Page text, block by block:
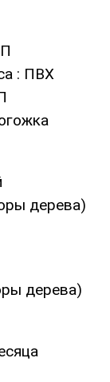
: ПВХ
дерева)
дерева)